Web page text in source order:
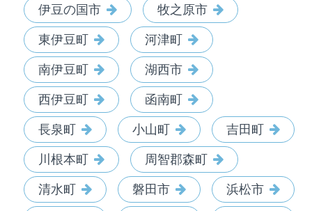
伊豆の国市 牧之原市
東伊豆町 河津町
南伊豆町 湖西市
西伊豆町 函南町
長泉町 小山町 吉田町
川根本町 周智郡森町
清水町 磐田市 浜松市